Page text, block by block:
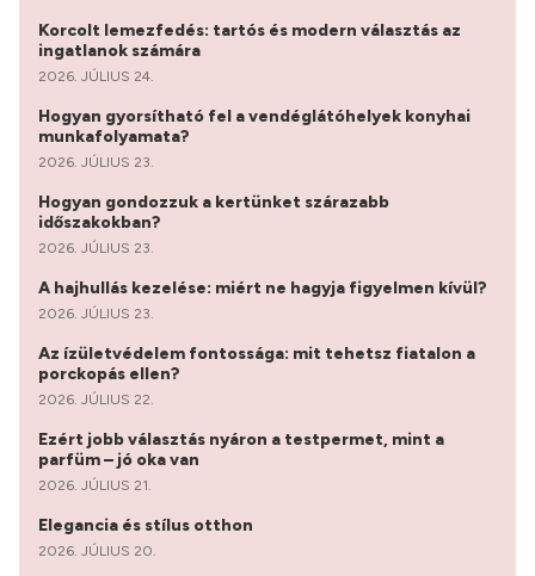
Korcolt lemezfedés: tartós és modern választás az
ingatlanok számára
2026. JÚLIUS 24.
Hogyan gyorsítható fel a vendéglátóhelyek konyhai
munkafolyamata?
2026. JÚLIUS 23.
Hogyan gondozzuk a kertünket szárazabb
időszakokban?
2026. JÚLIUS 23.
A hajhullás kezelése: miért ne hagyja figyelmen kívül?
2026. JÚLIUS 23.
Az ízületvédelem fontossága: mit tehetsz fiatalon a
porckopás ellen?
2026. JÚLIUS 22.
Ezért jobb választás nyáron a testpermet, mint a
parfüm – jó oka van
2026. JÚLIUS 21.
Elegancia és stílus otthon
2026. JÚLIUS 20.